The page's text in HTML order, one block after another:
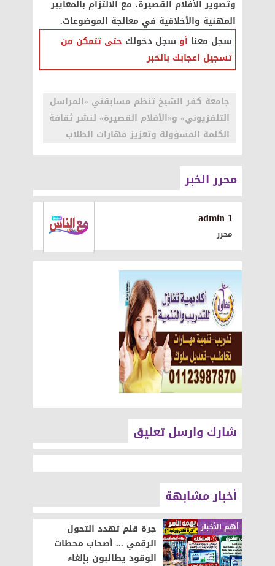
وتصوير الأفلام القصيرة، مع الالتزام بالمعايير
المهنية والأخلاقية في معالجة الموضوعات.
سجل معنا أو سجل دخولك حتى تتمكن من
تسجيل اعجابك بالخبر
جامعة كفر الشيخ تنظم مسابقتي «المراسل
التلفزيوني» و«الأفلام القصيرة» لنشر ثقافة
الكلمة المسؤولة وتعزيز مهارات الطلاب
محرر الخبر
1 admin
محرر
شارك وارسل تعليق
أخبار مشابهة
أهم الأخبار
جرة قلم تهدد التحول
الرقمي ... أصحاب محطات
الوقود يطالبون بإلغاء